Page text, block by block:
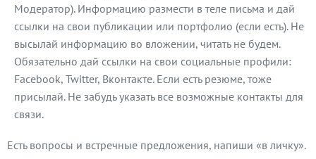
Модератор). Информацию размести в теле письма и дай
ссылки на свои публикации или портфолио (если есть). Не
высылай информацию во вложении, читать не будем.
Обязательно дай ссылки на свои социальные профили:
Facebook, Twitter, Вконтакте. Если есть резюме, тоже
присылай. Не забудь указать все возможные контакты для
связи.
Есть вопросы и встречные предложения, напиши «в личку».